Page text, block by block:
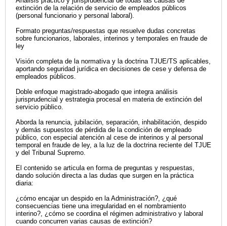
extinción de la relación de servicio de empleados públicos
(personal funcionario y personal laboral).
Formato preguntas/respuestas que resuelve dudas concretas
sobre funcionarios, laborales, interinos y temporales en fraude de
ley
Visión completa de la normativa y la doctrina TJUE/TS aplicables,
aportando seguridad jurídica en decisiones de cese y defensa de
empleados públicos.
Doble enfoque magistrado‑abogado que integra análisis
jurisprudencial y estrategia procesal en materia de extinción del
servicio público.
Aborda la renuncia, jubilación, separación, inhabilitación, despido
y demás supuestos de pérdida de la condición de empleado
público, con especial atención al cese de interinos y al personal
temporal en fraude de ley, a la luz de la doctrina reciente del TJUE
y del Tribunal Supremo.
El contenido se articula en forma de preguntas y respuestas,
dando solución directa a las dudas que surgen en la práctica
diaria:
¿cómo encajar un despido en la Administración?, ¿qué
consecuencias tiene una irregularidad en el nombramiento
interino?, ¿cómo se coordina el régimen administrativo y laboral
cuando concurren varias causas de extinción?